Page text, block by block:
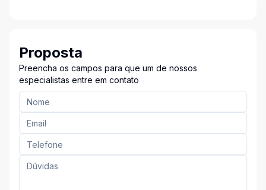
Proposta
Preencha os campos para que um de nossos
especialistas entre em contato